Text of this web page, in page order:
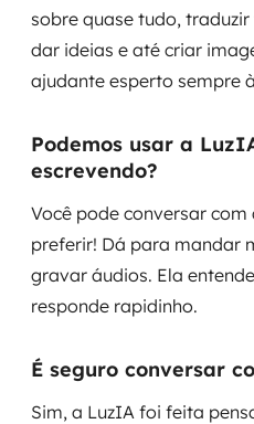
sobre quase tudo,
dar ideias e até criar
ajudante esperto sempre
Podemos usar a
escrevendo?
Você pode conversar
preferir! Dá para mandar
gravar áudios. Ela
responde rapidinho.
É seguro conversar
Sim, a LuzIA foi feita